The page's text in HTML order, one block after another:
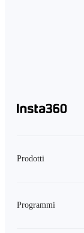
Prodotti
Programmi